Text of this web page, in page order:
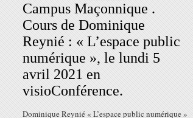
Campus Maçonnique .
Cours de Dominique
Reynié : « L’espace public
numérique », le lundi 5
avril 2021 en
visioConférence.
Dominique Reynié « L’espace public numérique »